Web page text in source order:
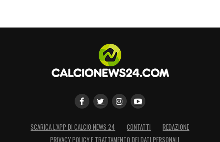
SCARICA L’APP DI CALCIO NEWS 24 CONTATTI
REDAZIONE
PRIVACY POLICY E TRATTAMENTO DEI DATI PERSONALI